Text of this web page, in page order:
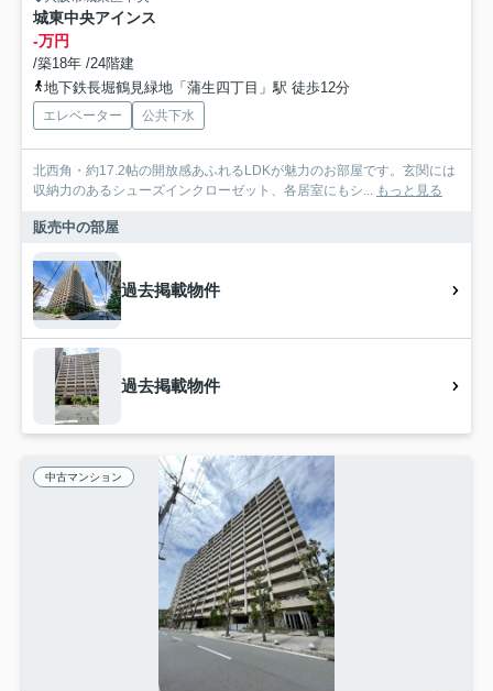
城東中央アインス
-万円
/築18年 /24階建
地下鉄長堀鶴見緑地「蒲生四丁目」駅 徒歩12分
エレベーター 公共下水
北西角・約17.2帖の開放感あふれるLDKが魅力のお部屋です。玄関には
収納力のあるシューズインクローゼット、各居室にもシ... もっと見る
販売中の部屋
過去掲載物件
過去掲載物件
中古マンション